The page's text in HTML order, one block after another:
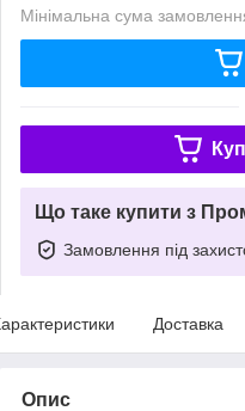
Мінімальна сума
Що таке купити з
Замовлення під
Доставка
Опис